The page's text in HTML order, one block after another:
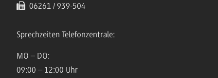
06261 / 939-504
Sprechzeiten Telefonzentrale:
MO – DO:
09:00 – 12:00 Uhr